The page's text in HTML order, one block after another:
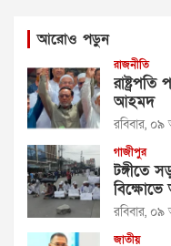
আরোও পড়ুন
রাজনীতি
আহমদ
রবিবার,
গাজীপুর
টঙ্গীতে
রবিবার,
জাতীয়